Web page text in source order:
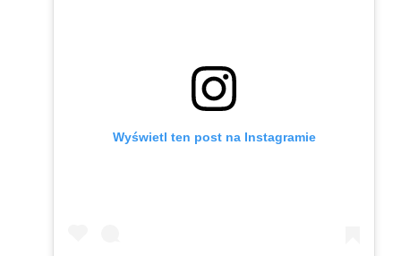
Wyświetl ten post na Instagramie